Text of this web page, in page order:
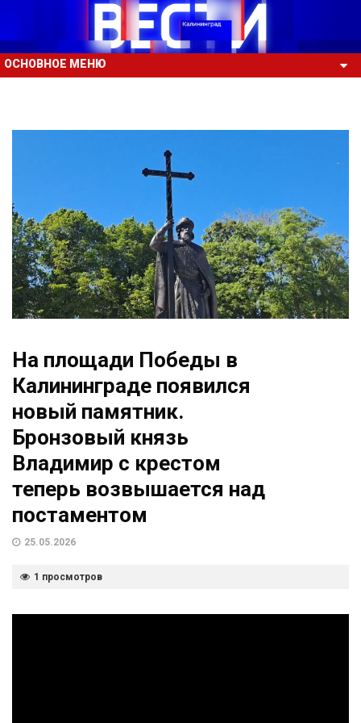
ОСНОВНОЕ МЕНЮ
На площади Победы в
Калининграде появился
новый памятник.
Бронзовый князь
Владимир с крестом
теперь возвышается над
постаментом
25.05.2026
1 просмотров